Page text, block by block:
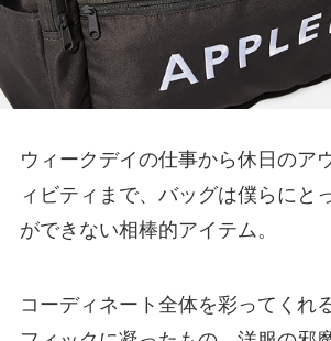
ウィークデイの仕事から休日のア
ィビティまで、バッグは僕らにと
ができない相棒的アイテム。
コーディネート全体を彩ってくれ